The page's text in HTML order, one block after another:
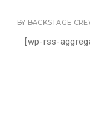
BY BACKSTAGE
[wp-rss-